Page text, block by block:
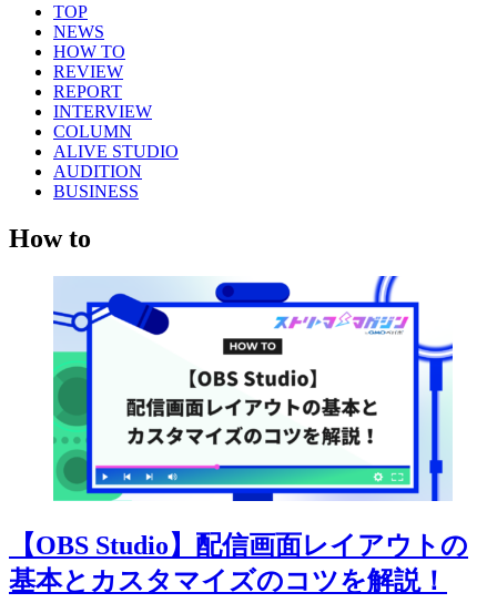
TOP
NEWS
HOW TO
REVIEW
REPORT
INTERVIEW
COLUMN
ALIVE STUDIO
AUDITION
BUSINESS
How to
【OBS Studio】配信画面レイアウトの
基本とカスタマイズのコツを解説！